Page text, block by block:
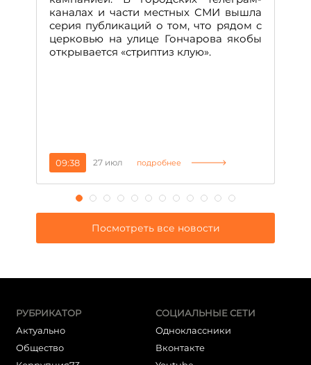
каналах и части местных СМИ вышла
серия публикаций о том, что рядом с
церковью на улице Гончарова якобы
открывается «стриптиз клую».
09:38 27 июл подробнее
Посмотреть все новости
РУБРИКАТОР
Актуально
Общество
СОЦИАЛЬНЫЕ СЕТИ
Одноклассники
Вконтакте